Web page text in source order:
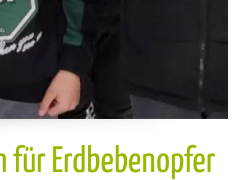
für Erdbebenopfer